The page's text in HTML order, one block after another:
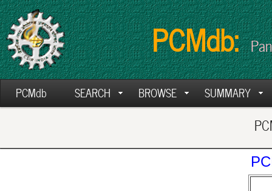
PCMdb:
PCMdb SEARCH BROWSE SUMMARY